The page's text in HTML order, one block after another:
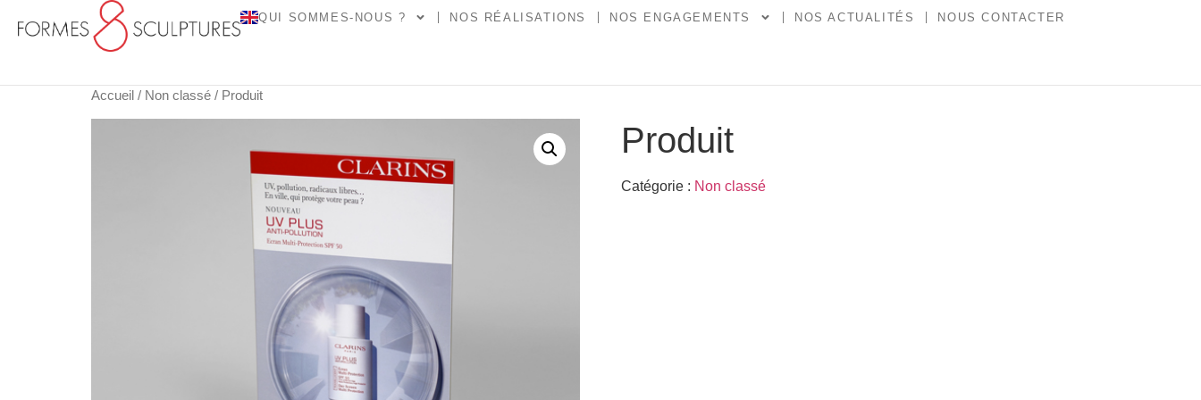
QUI SOMMES-NOUS ? NOS RÉALISATIONS NOS ENGAGEMENTS NOS ACTUALITÉS NOUS CONTACTER
Accueil / Non classé / Produit
Produit
Catégorie : Non classé